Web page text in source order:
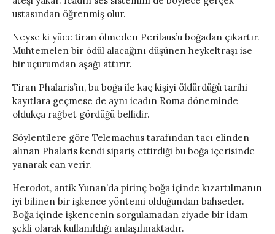
ustasından öğrenmiş olur.
Neyse ki yüce tiran ölmeden Perilaus’u boğadan çıkartır.
Muhtemelen bir ödül alacağını düşünen heykeltraşı ise
bir uçurumdan aşağı attırır.
Tiran Phalaris’in, bu boğa ile kaç kişiyi öldürdüğü tarihi
kayıtlara geçmese de aynı icadın Roma döneminde
oldukça rağbet gördüğü bellidir.
Söylentilere göre Telemachus tarafından tacı elinden
alınan Phalaris kendi sipariş ettirdiği bu boğa içerisinde
yanarak can verir.
Herodot, antik Yunan’da pirinç boğa içinde kızartılmanın
iyi bilinen bir işkence yöntemi olduğundan bahseder.
Boğa içinde işkencenin sorgulamadan ziyade bir idam
şekli olarak kullanıldığı anlaşılmaktadır.